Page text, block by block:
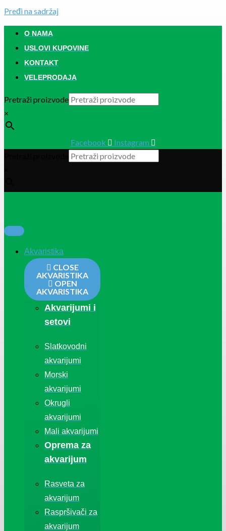
Pređi na sadržaj
O NAMA
USLOVI KUPOVINE
KONTAKT
VELEPRODAJA
Pretraži proizvode
×
Facebook
Instagram
Akvaristika
CLOSE
AKVARISTIKA
OPEN
AKVARISTIKA
Akvarijumi i
setovi
Slatkovodni
akvarijumi
Morski
akvarijumi
Okrugli
akvarijumi
Mali akvarijumi
Oprema za
akvarijum
Rasveta za
akvarijum
Raspršivači za
akvarijum